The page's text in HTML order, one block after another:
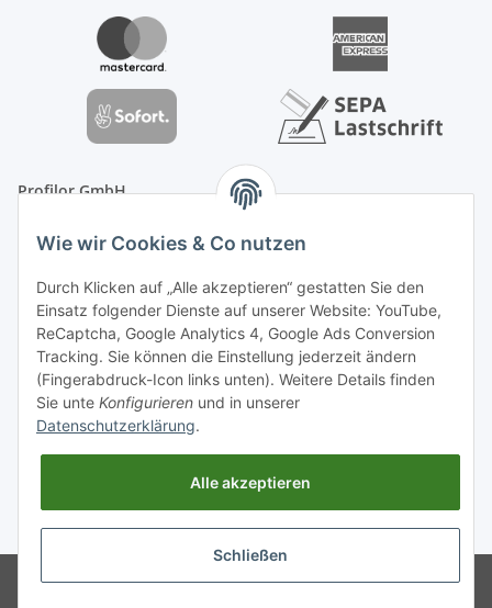
Profilor GmbH
OdF.Platz 2
16775 Löwenberger Land
Telefon: +49 (0) 33094-719-8719
E-Mail: info (ät) treppe99 (Punkt) de
* Alle Preise inkl. gesetzlicher USt., zzgl.Versand
Wie wir Cookies & Co nutzen
Durch Klicken auf „Alle akzeptieren“ gestatten Sie den
Einsatz folgender Dienste auf unserer Website: YouTube,
ReCaptcha, Google Analytics 4, Google Ads Conversion
Tracking. Sie können die Einstellung jederzeit ändern
(Fingerabdruck-Icon links unten). Weitere Details finden
Sie unte Konfigurieren und in unserer
Datenschutzerklärung.
Alle akzeptieren
Schließen